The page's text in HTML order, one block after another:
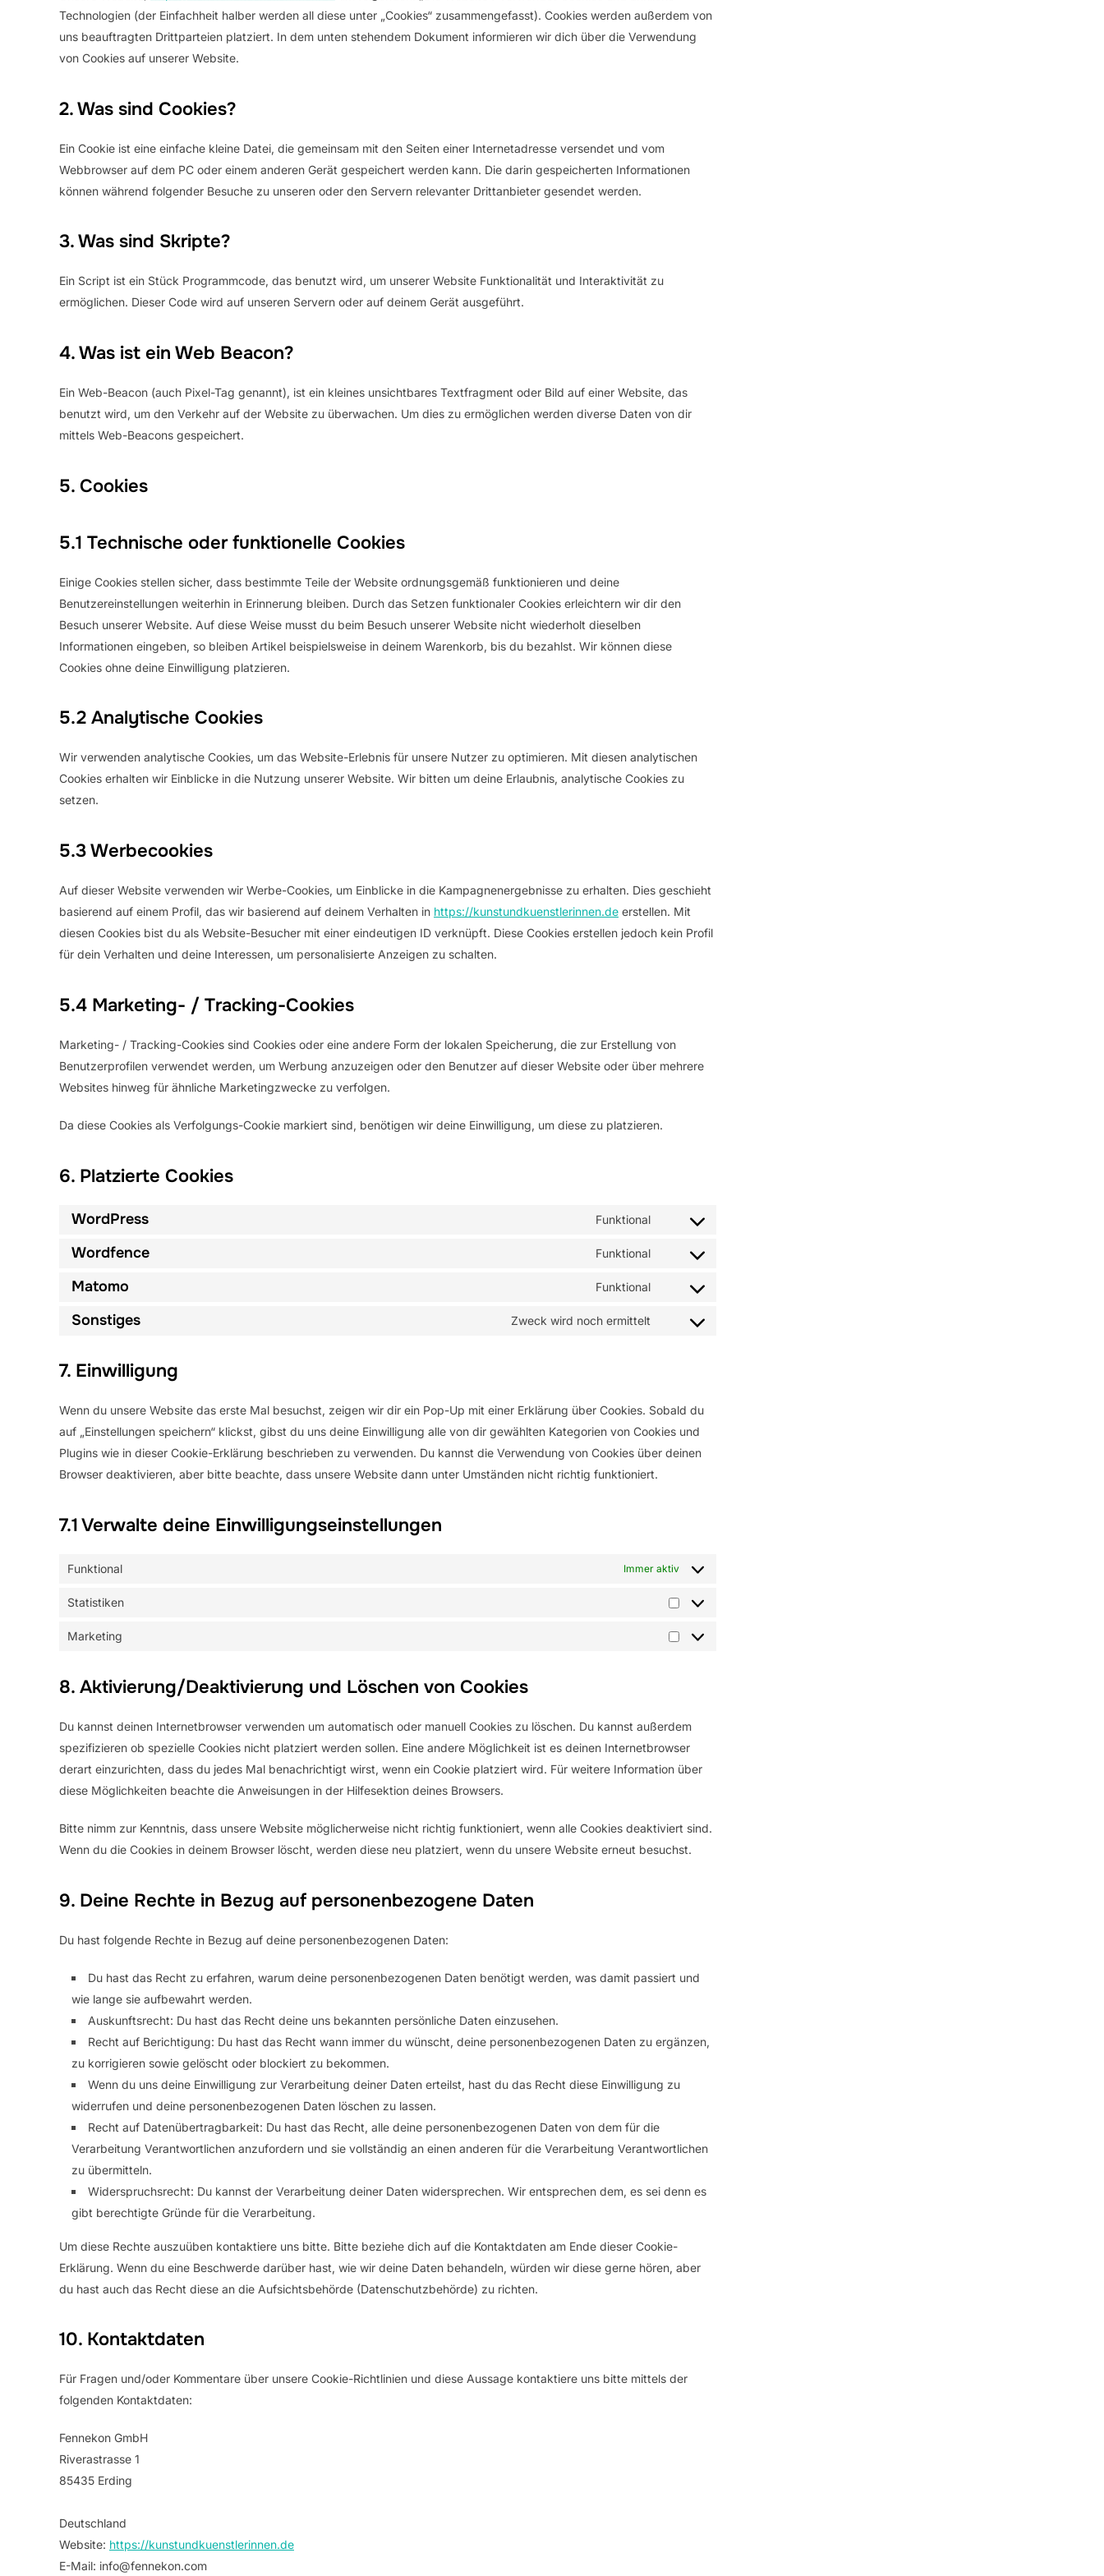
Technologien (der Einfachheit halber werden all diese unter „Cookies“ zusammengefasst). Cookies werden außerdem von
uns beauftragten Drittparteien platziert. In dem unten stehendem Dokument informieren wir dich über die Verwendung
von Cookies auf unserer Website.
2. Was sind Cookies?
Ein Cookie ist eine einfache kleine Datei, die gemeinsam mit den Seiten einer Internetadresse versendet und vom
Webbrowser auf dem PC oder einem anderen Gerät gespeichert werden kann. Die darin gespeicherten Informationen
können während folgender Besuche zu unseren oder den Servern relevanter Drittanbieter gesendet werden.
3. Was sind Skripte?
Ein Script ist ein Stück Programmcode, das benutzt wird, um unserer Website Funktionalität und Interaktivität zu
ermöglichen. Dieser Code wird auf unseren Servern oder auf deinem Gerät ausgeführt.
4. Was ist ein Web Beacon?
Ein Web-Beacon (auch Pixel-Tag genannt), ist ein kleines unsichtbares Textfragment oder Bild auf einer Website, das
benutzt wird, um den Verkehr auf der Website zu überwachen. Um dies zu ermöglichen werden diverse Daten von dir
mittels Web-Beacons gespeichert.
5. Cookies
5.1 Technische oder funktionelle Cookies
Einige Cookies stellen sicher, dass bestimmte Teile der Website ordnungsgemäß funktionieren und deine
Benutzereinstellungen weiterhin in Erinnerung bleiben. Durch das Setzen funktionaler Cookies erleichtern wir dir den
Besuch unserer Website. Auf diese Weise musst du beim Besuch unserer Website nicht wiederholt dieselben
Informationen eingeben, so bleiben Artikel beispielsweise in deinem Warenkorb, bis du bezahlst. Wir können diese
Cookies ohne deine Einwilligung platzieren.
5.2 Analytische Cookies
Wir verwenden analytische Cookies, um das Website-Erlebnis für unsere Nutzer zu optimieren. Mit diesen analytischen
Cookies erhalten wir Einblicke in die Nutzung unserer Website. Wir bitten um deine Erlaubnis, analytische Cookies zu
setzen.
5.3 Werbecookies
Auf dieser Website verwenden wir Werbe-Cookies, um Einblicke in die Kampagnenergebnisse zu erhalten. Dies geschieht
basierend auf einem Profil, das wir basierend auf deinem Verhalten in https://kunstundkuenstlerinnen.de erstellen. Mit
diesen Cookies bist du als Website-Besucher mit einer eindeutigen ID verknüpft. Diese Cookies erstellen jedoch kein Profil
für dein Verhalten und deine Interessen, um personalisierte Anzeigen zu schalten.
5.4 Marketing- / Tracking-Cookies
Marketing- / Tracking-Cookies sind Cookies oder eine andere Form der lokalen Speicherung, die zur Erstellung von
Benutzerprofilen verwendet werden, um Werbung anzuzeigen oder den Benutzer auf dieser Website oder über mehrere
Websites hinweg für ähnliche Marketingzwecke zu verfolgen.
Da diese Cookies als Verfolgungs-Cookie markiert sind, benötigen wir deine Einwilligung, um diese zu platzieren.
6. Platzierte Cookies
WordPress Funktional
Consent
wordpress
Wordfence Funktional
Consent
wordfence
Matomo Funktional
Consent
Sonstiges Zweck wird noch ermittelt
Consent
7. Einwilligung
Wenn du unsere Website das erste Mal besuchst, zeigen wir dir ein Pop-Up mit einer Erklärung über Cookies. Sobald du
auf „Einstellungen speichern“ klickst, gibst du uns deine Einwilligung alle von dir gewählten Kategorien von Cookies und
Plugins wie in dieser Cookie-Erklärung beschrieben zu verwenden. Du kannst die Verwendung von Cookies über deinen
Browser deaktivieren, aber bitte beachte, dass unsere Website dann unter Umständen nicht richtig funktioniert.
7.1 Verwalte deine Einwilligungseinstellungen
Funktional Immer aktiv
Statistiken
Statistiken
Marketing
Marketing
8. Aktivierung/Deaktivierung und Löschen von Cookies
Du kannst deinen Internetbrowser verwenden um automatisch oder manuell Cookies zu löschen. Du kannst außerdem
spezifizieren ob spezielle Cookies nicht platziert werden sollen. Eine andere Möglichkeit ist es deinen Internetbrowser
derart einzurichten, dass du jedes Mal benachrichtigt wirst, wenn ein Cookie platziert wird. Für weitere Information über
diese Möglichkeiten beachte die Anweisungen in der Hilfesektion deines Browsers.
Bitte nimm zur Kenntnis, dass unsere Website möglicherweise nicht richtig funktioniert, wenn alle Cookies deaktiviert sind.
Wenn du die Cookies in deinem Browser löscht, werden diese neu platziert, wenn du unsere Website erneut besuchst.
9. Deine Rechte in Bezug auf personenbezogene Daten
Du hast folgende Rechte in Bezug auf deine personenbezogenen Daten:
Du hast das Recht zu erfahren, warum deine personenbezogenen Daten benötigt werden, was damit passiert und
wie lange sie aufbewahrt werden.
Auskunftsrecht: Du hast das Recht deine uns bekannten persönliche Daten einzusehen.
Recht auf Berichtigung: Du hast das Recht wann immer du wünscht, deine personenbezogenen Daten zu ergänzen,
zu korrigieren sowie gelöscht oder blockiert zu bekommen.
Wenn du uns deine Einwilligung zur Verarbeitung deiner Daten erteilst, hast du das Recht diese Einwilligung zu
widerrufen und deine personenbezogenen Daten löschen zu lassen.
Recht auf Datenübertragbarkeit: Du hast das Recht, alle deine personenbezogenen Daten von dem für die
Verarbeitung Verantwortlichen anzufordern und sie vollständig an einen anderen für die Verarbeitung Verantwortlichen
zu übermitteln.
Widerspruchsrecht: Du kannst der Verarbeitung deiner Daten widersprechen. Wir entsprechen dem, es sei denn es
gibt berechtigte Gründe für die Verarbeitung.
Um diese Rechte auszuüben kontaktiere uns bitte. Bitte beziehe dich auf die Kontaktdaten am Ende dieser Cookie-
Erklärung. Wenn du eine Beschwerde darüber hast, wie wir deine Daten behandeln, würden wir diese gerne hören, aber
du hast auch das Recht diese an die Aufsichtsbehörde (Datenschutzbehörde) zu richten.
10. Kontaktdaten
Für Fragen und/oder Kommentare über unsere Cookie-Richtlinien und diese Aussage kontaktiere uns bitte mittels der
folgenden Kontaktdaten:
Fennekon GmbH
Riverastrasse 1
85435 Erding
Deutschland
Website: https://kunstundkuenstlerinnen.de
E-Mail: info@fennekon.com